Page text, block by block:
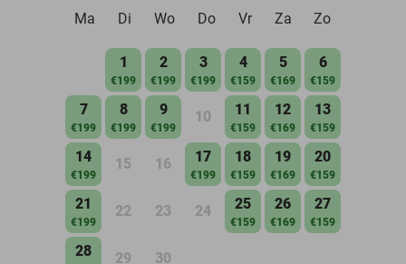
Ma
Di Wo Do Vr Za Zo
1
€199
2
€199
3
€199
4
€159
5
€169
6
€159
7
€199
8
€199
9
€199
10 11
€159
12
€169
13
€159
14
€199
15 16 17
€199
18
€159
19
€169
20
€159
21
€199
22 23 24 25
€159
26
€169
27
€159
28 29 30